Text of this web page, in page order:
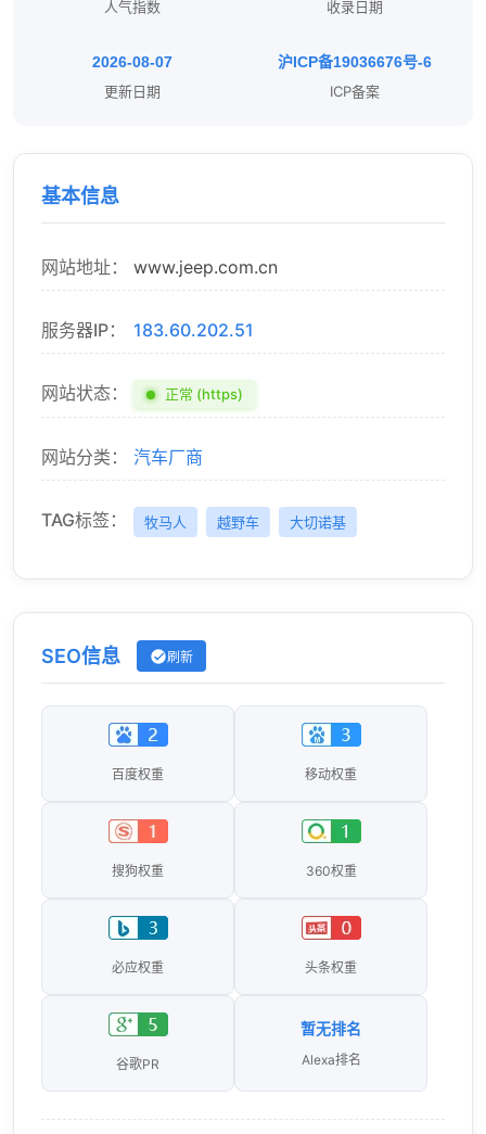
人气指数
收录日期
2026-08-07
更新日期
沪ICP备19036676号-6
ICP备案
基本信息
网站地址： www.jeep.com.cn
服务器IP： 183.60.202.51
网站状态： 正常 (https)
网站分类： 汽车厂商
TAG标签： 牧马人 越野车 大切诺基
SEO信息 刷新
百度权重 移动权重
搜狗权重 360权重
必应权重 头条权重
谷歌PR
暂无排名
Alexa排名